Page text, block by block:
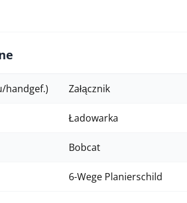
handgef.) Załącznik
Ładowarka
Bobcat
6-Wege Planierschild